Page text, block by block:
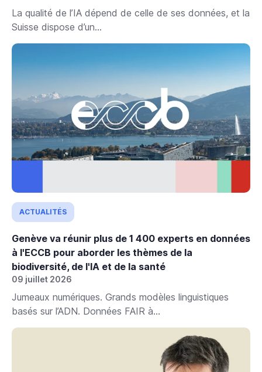
La qualité de l’IA dépend de celle de ses données, et la
Suisse dispose d’un...
ACTUALITÉS
Genève va réunir plus de 1 400 experts en données
à l'ECCB pour aborder les thèmes de la
biodiversité, de l'IA et de la santé
09 juillet 2026
Jumeaux numériques. Grands modèles linguistiques
basés sur l’ADN. Données FAIR à...